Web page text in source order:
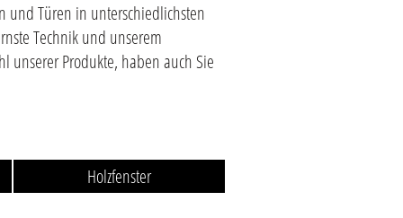
und Türen in unterschiedlichsten
Technik und unserem
unserer Produkte, haben auch Sie
Holzfenster